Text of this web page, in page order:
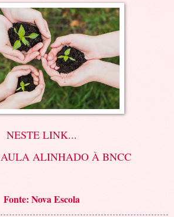
NESTE LINK...
ALINHADO À BNCC
Fonte: Nova Escola